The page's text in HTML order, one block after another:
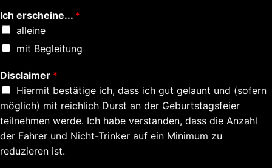
Ich erscheine... *
alleine
mit Begleitung
Disclaimer *
Hiermit bestätige ich, dass ich gut gelaunt und (sofern
möglich) mit reichlich Durst an der Geburtstagsfeier
teilnehmen werde. Ich habe verstanden, dass die Anzahl
der Fahrer und Nicht-Trinker auf ein Minimum zu
reduzieren ist.